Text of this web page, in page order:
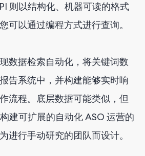
则以结构化、机器可读的格式
可以通过编程方式进行查询。
数据检索自动化，将关键词数
告系统中，并构建能够实时响
流程。底层数据可能类似，但
建可扩展的自动化 ASO 运营的
进行手动研究的团队而设计。